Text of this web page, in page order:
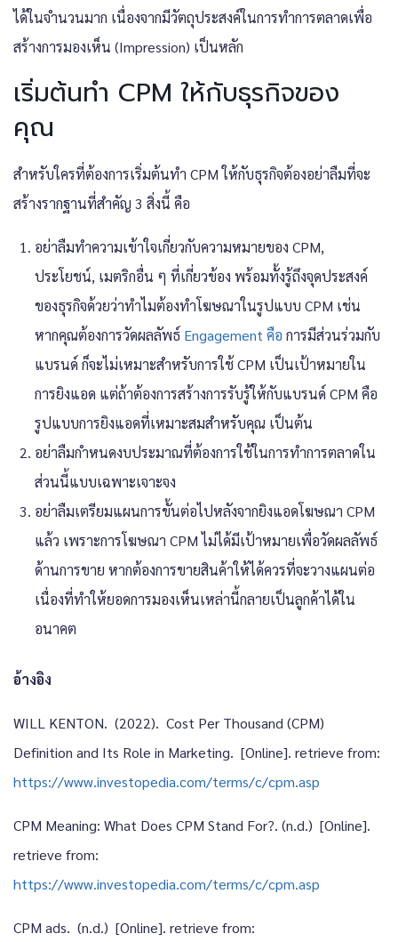
ได้ในจำนวนมาก เนื่องจากมีวัตถุประสงค์ในการทำการตลาดเพื่อ
สร้างการมองเห็น (Impression) เป็นหลัก
เริ่มต้นทำ CPM ให้กับธุรกิจของ
คุณ
สำหรับใครที่ต้องการเริ่มต้นทำ CPM ให้กับธุรกิจต้องอย่าลืมที่จะ
สร้างรากฐานที่สำคัญ 3 สิ่งนี้ คือ
อย่าลืมทำความเข้าใจเกี่ยวกับความหมายของ CPM,
ประโยชน์, เมตริกอื่น ๆ ที่เกี่ยวข้อง พร้อมทั้งรู้ถึงจุดประสงค์
ของธุรกิจด้วยว่าทำไมต้องทำโฆษณาในรูปแบบ CPM เช่น
หากคุณต้องการวัดผลลัพธ์ Engagement คือ การมีส่วนร่วมกับ
แบรนด์ ก็จะไม่เหมาะสำหรับการใช้ CPM เป็นเป้าหมายใน
การยิงแอด แต่ถ้าต้องการสร้างการรับรู้ให้กับแบรนด์ CPM คือ
รูปแบบการยิงแอดที่เหมาะสมสำหรับคุณ เป็นต้น
อย่าลืมกำหนดงบประมาณที่ต้องการใช้ในการทำการตลาดใน
ส่วนนี้แบบเฉพาะเจาะจง
อย่าลืมเตรียมแผนการขั้นต่อไปหลังจากยิงแอดโฆษณา CPM
แล้ว เพราะการโฆษณา CPM ไม่ได้มีเป้าหมายเพื่อวัดผลลัพธ์
ด้านการขาย หากต้องการขายสินค้าให้ได้ควรที่จะวางแผนต่อ
เนื่องที่ทำให้ยอดการมองเห็นเหล่านี้กลายเป็นลูกค้าได้ใน
อนาคต
อ้างอิง
WILL KENTON. (2022). Cost Per Thousand (CPM)
Definition and Its Role in Marketing. [Online]. retrieve from:
https://www.investopedia.com/terms/c/cpm.asp
CPM Meaning: What Does CPM Stand For?. (n.d.) [Online].
retrieve from:
https://www.investopedia.com/terms/c/cpm.asp
CPM ads. (n.d.) [Online]. retrieve from: